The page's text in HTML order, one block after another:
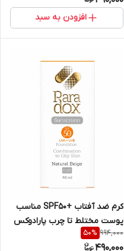
افزودن به سبد
کرم ضد آفتاب +SPF50 مناسب
پوست مختلط تا چرب پارادوکس
40 میلی لیتر(بژ طبیعی)
994,000
50%
490,000